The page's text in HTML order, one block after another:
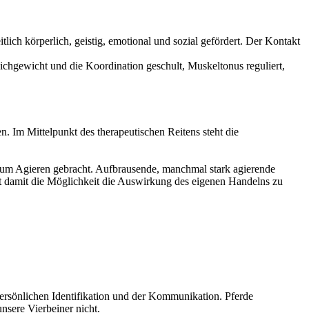
körperlich, geistig, emotional und sozial gefördert. Der Kontakt
und die Koordination geschult, Muskeltonus reguliert,
Im Mittelpunkt des therapeutischen Reitens steht die
Agieren gebracht. Aufbrausende, manchmal stark agierende
die Möglichkeit die Auswirkung des eigenen Handelns zu
Identifikation und der Kommunikation. Pferde
Vierbeiner nicht.